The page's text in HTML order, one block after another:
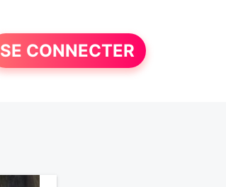
SE CONNECTER